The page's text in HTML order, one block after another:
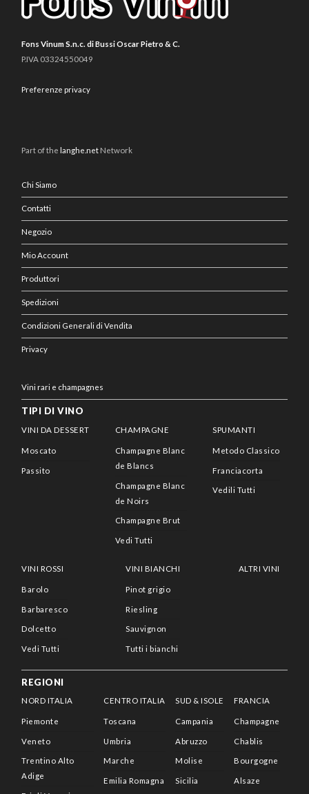
Fons Vinum S.n.c. di Bussi Oscar Pietro & C.
P.IVA 03324550049
Preferenze privacy
Part of the langhe.net Network
Chi Siamo
Contatti
Negozio
Mio Account
Produttori
Spedizioni
Condizioni Generali di Vendita
Privacy
Vini rari e champagnes
TIPI DI VINO
VINI DA DESSERT
Moscato
Passito
CHAMPAGNE
Champagne Blanc
de Blancs
Champagne Blanc
de Noirs
Champagne Brut
Vedi Tutti
SPUMANTI
Metodo Classico
Franciacorta
Vedili Tutti
VINI ROSSI
Barolo
Barbaresco
Dolcetto
Vedi Tutti
VINI BIANCHI
Pinot grigio
Riesling
Sauvignon
Tutti i bianchi
ALTRI VINI
REGIONI
NORD ITALIA
Piemonte
Veneto
Trentino Alto
Adige
CENTRO ITALIA
Toscana
Umbria
Marche
Emilia Romagna
SUD & ISOLE
Campania
Abruzzo
Molise
Sicilia
FRANCIA
Champagne
Chablis
Bourgogne
Alsaze